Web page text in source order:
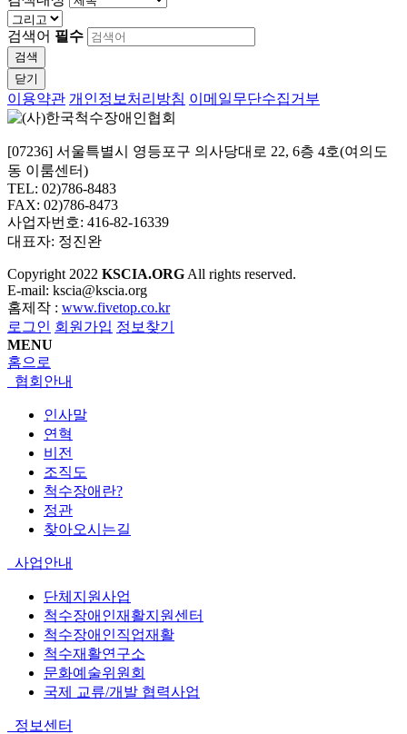
검색어 필수
검색
닫기
이용약관 개인정보처리방침 이메일무단수집거부
[07236] 서울특별시 영등포구 의사당대로 22, 6층 4호(여의도
동 이룸센터)
TEL: 02)786-8483
FAX: 02)786-8473
사업자번호: 416-82-16339
대표자: 정진완
Copyright 2022 KSCIA.ORG All rights reserved.
E-mail: kscia@kscia.org
홈제작 : www.fivetop.co.kr
로그인 회원가입 정보찾기
MENU
홈으로
협회안내
인사말
연혁
비전
조직도
척수장애란?
정관
찾아오시는길
사업안내
단체지원사업
척수장애인재활지원센터
척수장애인직업재활
척수재활연구소
문화예술위원회
국제 교류/개발 협력사업
정보센터